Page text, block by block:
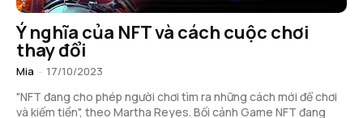
Ý nghĩa của NFT và cách cuộc chơi
thay đổi
Mia - 17/10/2023
"NFT đang cho phép người chơi tìm ra những cách mới để chơi
và kiếm tiền", theo Martha Reyes. Bối cảnh Game NFT đang